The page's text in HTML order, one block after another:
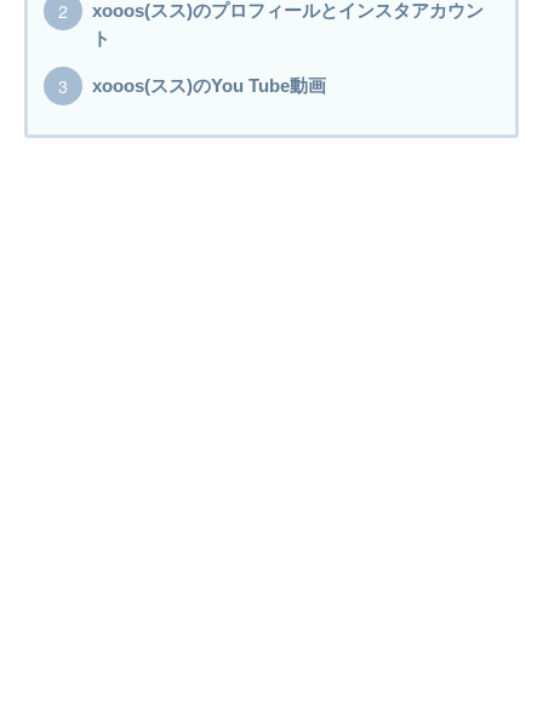
xooos(スス)のプロフィールとインスタアカウン
ト
xooos(スス)のYou Tube動画